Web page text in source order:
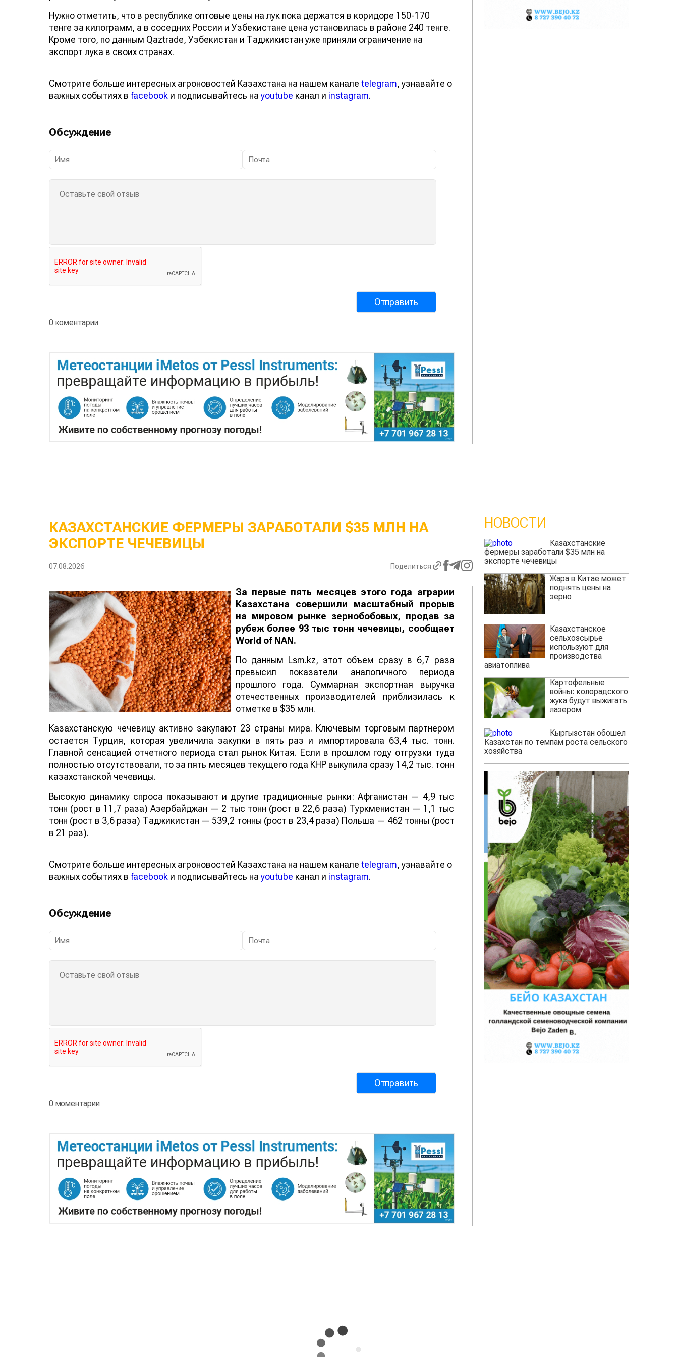
Нужно отметить, что в республике оптовые цены на лук пока держатся в коридоре 150-170
тенге за килограмм, а в соседних России и Узбекистане цена установилась в районе 240 тенге.
Кроме того, по данным Qaztrade, Узбекистан и Таджикистан уже приняли ограничение на
экспорт лука в своих странах.
Смотрите больше интересных агроновостей Казахстана на нашем канале telegram, узнавайте о
важных событиях в facebook и подписывайтесь наyoutube канал и instagram.
Обсуждение
0 коментарии
КАЗАХСТАНСКИЕ ФЕРМЕРЫ ЗАРАБОТАЛИ $35 МЛН НА
ЭКСПОРТЕ ЧЕЧЕВИЦЫ
07.08.2026 Поделиться
За первые пять месяцев этого года аграрии
Казахстана совершили масштабный прорыв
на мировом рынке зернобобовых, продав за
рубеж более 93 тыс тонн чечевицы, сообщает
World of NAN .
По данным Lsm.kz, этот объем сразу в 6,7 раза
превысил показатели аналогичного периода
прошлого года. Суммарная экспортная выручка
отечественных производителей приблизилась к
отметке в $35 млн.
Казахстанскую чечевицу активно закупают 23 страны мира. Ключевым торговым партнером
остается Турция, которая увеличила закупки в пять раз и импортировала 63,4 тыс. тонн.
Главной сенсацией отчетного периода стал рынок Китая. Если в прошлом году отгрузки туда
полностью отсутствовали, то за пять месяцев текущего года КНР выкупила сразу 14,2 тыс. тонн
казахстанской чечевицы.
Высокую динамику спроса показывают и другие традиционные рынки: Афганистан — 4,9 тыс
тонн (рост в 11,7 раза) Азербайджан — 2 тыс тонн (рост в 22,6 раза) Туркменистан — 1,1 тыс
тонн (рост в 3,6 раза) Таджикистан — 539,2 тонны (рост в 23,4 раза) Польша — 462 тонны (рост
в 21 раз).
Смотрите больше интересных агроновостей Казахстана на нашем канале telegram, узнавайте о
важных событиях в facebook и подписывайтесь наyoutube канал и instagram.
Обсуждение
0 моментарии
НОВОСТИ
Казахстанские
фермеры заработали $35 млн на
экспорте чечевицы
Жара в Китае может
поднять цены на
зерно
Казахстанское
сельхозсырье
используют для
производства
авиатоплива
Картофельные
войны: колорадского
жука будут выжигать
лазером
Кыргызстан обошел
Казахстан по темпам роста сельского
хозяйства